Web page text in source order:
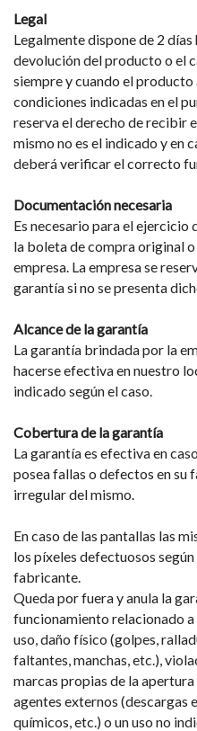
Legal
Legalmente dispone de 2
devolución del producto o el
siempre y cuando el producto
condiciones indicadas en el
reserva el derecho de recibir
mismo no es el indicado y en
deberá verificar el correcto
Documentación necesaria
Es necesario para el
la boleta de compra original
empresa. La empresa se
garantía si no se presenta
Alcance de la garantía
La garantía brindada por la
hacerse efectiva en nuestro
indicado según el caso.
Cobertura de la garantía
La garantía es efectiva en
posea fallas o defectos en su
irregular del mismo.
En caso de las pantallas las
los píxeles defectuosos
fabricante.
Queda por fuera y anula la
funcionamiento relacionado
uso, daño físico (golpes,
faltantes, manchas, etc.),
marcas propias de la
agentes externos (descargas
químicos, etc.) o un uso no